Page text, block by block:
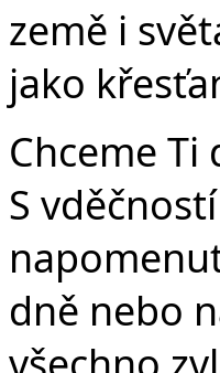
země i
jako
Chceme
S
dně nebo